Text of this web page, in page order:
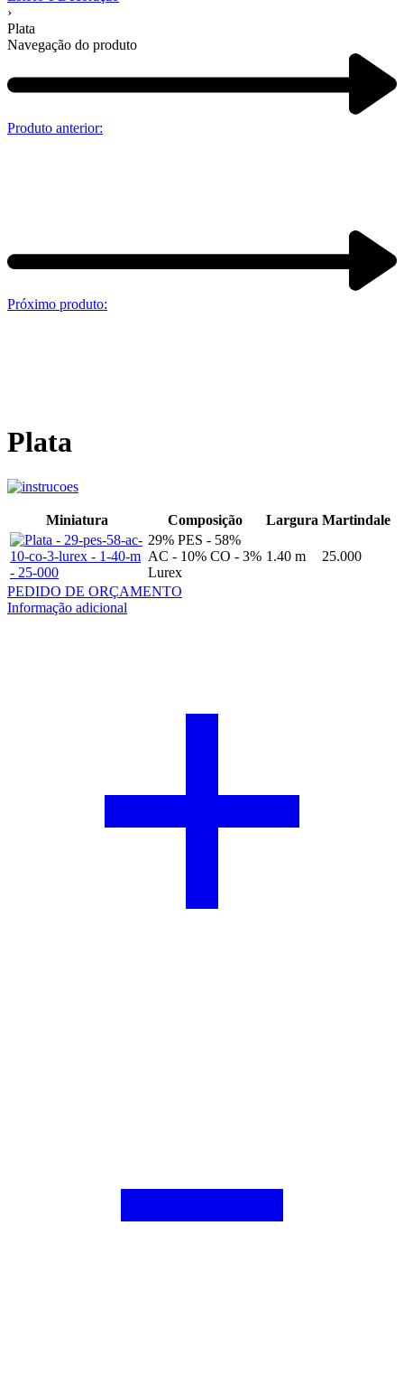
›
Plata
Navegação do produto
Produto anterior:
Próximo produto:
Plata
Miniatura Composição Largura Martindale
29% PES - 58%
AC - 10% CO - 3%
Lurex
1.40 m 25.000
PEDIDO DE ORÇAMENTO
Informação adicional